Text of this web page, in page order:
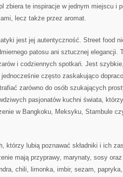
zbiera te inspiracje w jednym miejscu i
lecz także przez aromat.
jest jej autentyczność. Street food
patosu ani sztucznej elegancji.
i codziennych spotkań. Jest
często zaskakująco
zarówno do osób szukających
pasjonatów kuchni świata,
w Bangkoku, Meksyku, Stambule
którzy lubią poznawać składniki i ich
mają przyprawy, marynaty, sosy
chili, limonka, imbir, sezam,